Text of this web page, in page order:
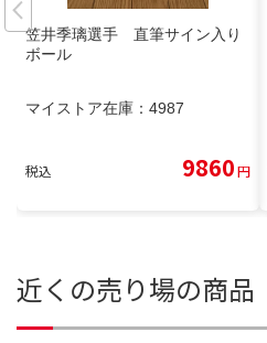
笠井季璃選手 直筆サイン入り
ボール
マイストア在庫： 4987
税込 9860円
近くの売り場の商品